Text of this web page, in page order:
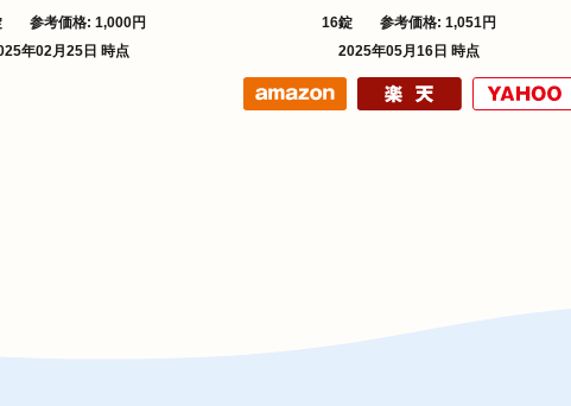
参考価格: 1,000円
年02月25日 時点
16錠
参考価格: 1,051円
2025年05月16日 時点